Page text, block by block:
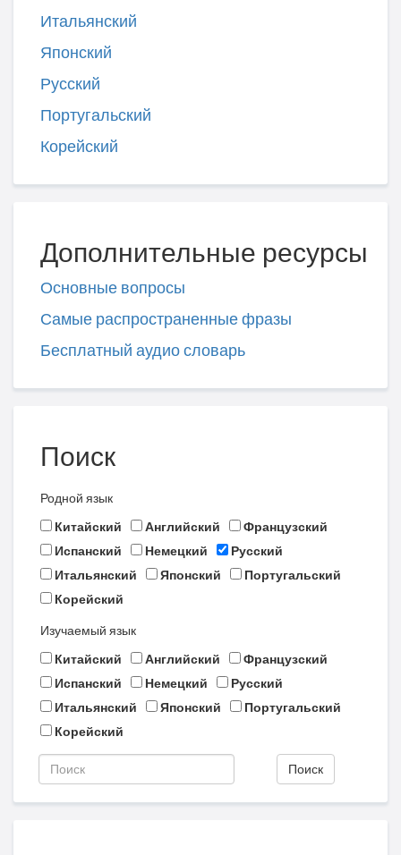
Итальянский
Японский
Русский
Португальский
Корейский
Дополнительные ресурсы
Основные вопросы
Самые распространенные фразы
Бесплатный аудио словарь
Поиск
Родной язык
Китайский
Английский
Французский
Испанский
Немецкий
Русский
Итальянский
Японский
Португальский
Корейский
Изучаемый язык
Китайский
Английский
Французский
Испанский
Немецкий
Русский
Итальянский
Японский
Португальский
Корейский
Поиск